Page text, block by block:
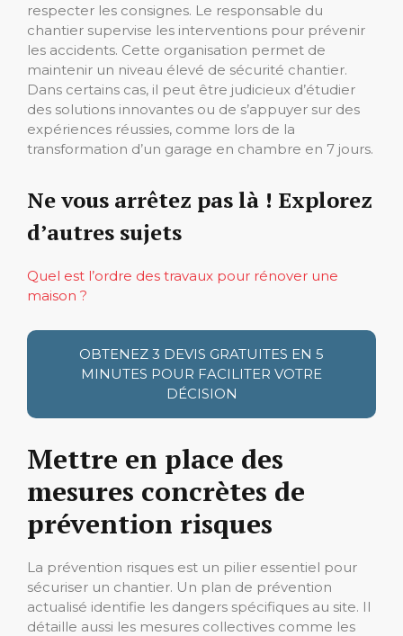
respecter les consignes. Le responsable du
chantier supervise les interventions pour prévenir
les accidents. Cette organisation permet de
maintenir un niveau élevé de sécurité chantier.
Dans certains cas, il peut être judicieux d’étudier
des solutions innovantes ou de s’appuyer sur des
expériences réussies, comme lors de la
transformation d’un garage en chambre en 7 jours.
Ne vous arrêtez pas là ! Explorez
d’autres sujets
Quel est l’ordre des travaux pour rénover une
maison ?
OBTENEZ 3 DEVIS GRATUITES EN 5
MINUTES POUR FACILITER VOTRE
DÉCISION
Mettre en place des
mesures concrètes de
prévention risques
La prévention risques est un pilier essentiel pour
sécuriser un chantier. Un plan de prévention
actualisé identifie les dangers spécifiques au site. Il
détaille aussi les mesures collectives comme les